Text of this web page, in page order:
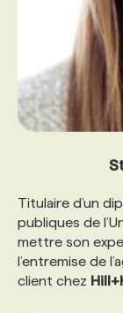
Titulaire d’un
publiques de
mettre son
l’entremise de
client chez